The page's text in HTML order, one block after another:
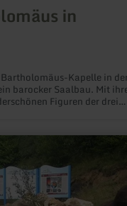
in
Kapelle in
barocker Saalbau. Mit
Figuren der drei